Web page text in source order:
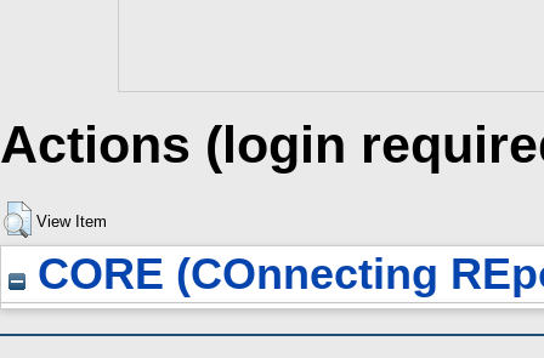
Actions (login
View Item
CORE (COnnecting